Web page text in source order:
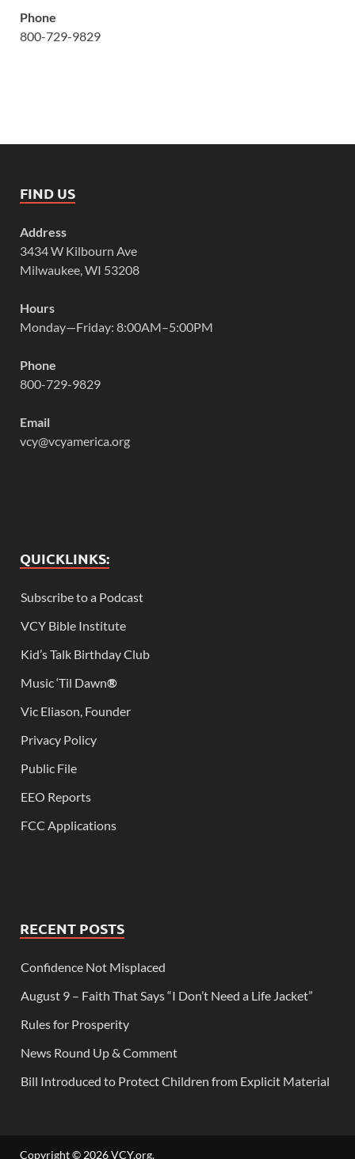
Phone
800-729-9829
FIND US
Address
3434 W Kilbourn Ave
Milwaukee, WI 53208
Hours
Monday—Friday: 8:00AM–5:00PM
Phone
800-729-9829
Email
vcy@vcyamerica.org
QUICKLINKS:
Subscribe to a Podcast
VCY Bible Institute
Kid’s Talk Birthday Club
Music ‘Til Dawn®
Vic Eliason, Founder
Privacy Policy
Public File
EEO Reports
FCC Applications
RECENT POSTS
Confidence Not Misplaced
August 9 – Faith That Says “I Don’t Need a Life Jacket”
Rules for Prosperity
News Round Up & Comment
Bill Introduced to Protect Children from Explicit Material
Copyright © 2026VCY.org.